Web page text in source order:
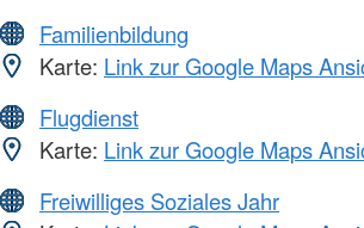
Familienbildung
Karte: Link zur Google Maps
Flugdienst
Karte: Link zur Google Maps
Freiwilliges Soziales Jahr